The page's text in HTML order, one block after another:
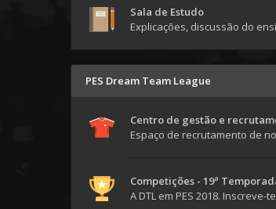
Sala de Estudo
Explicações, discussão do
PES Dream Team League
Centro de gestão e
Espaço de recrutamento de
Competições - 19ª
A DTL em PES 2018. Inscreve-